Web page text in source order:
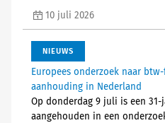
10 juli 2026
NIEUWS
Europees onderzoek naar
aanhouding in Nederland
Op donderdag 9 juli is een
aangehouden in een